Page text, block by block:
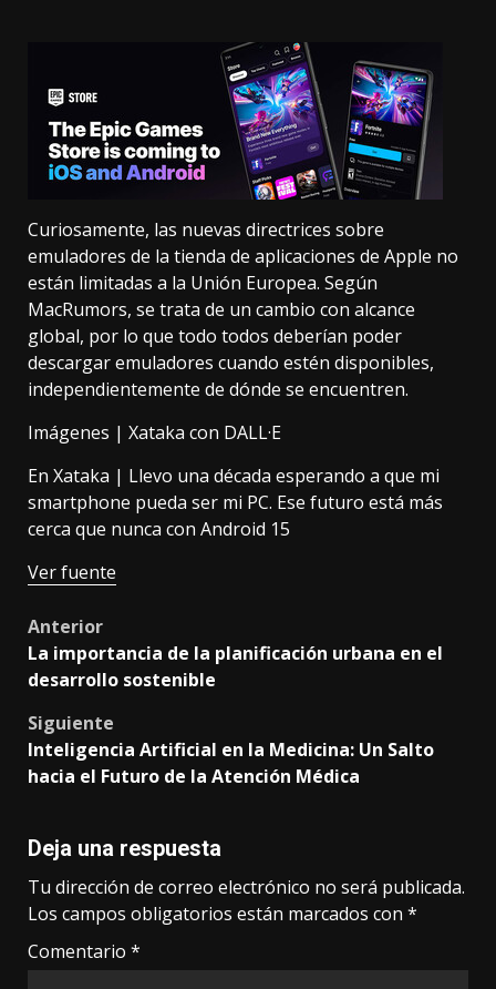
Curiosamente, las nuevas directrices sobre
emuladores de la tienda de aplicaciones de Apple no
están limitadas a la Unión Europea. Según
MacRumors, se trata de un cambio con alcance
global, por lo que todo todos deberían poder
descargar emuladores cuando estén disponibles,
independientemente de dónde se encuentren.
Imágenes | Xataka con DALL·E
En Xataka | Llevo una década esperando a que mi
smartphone pueda ser mi PC. Ese futuro está más
cerca que nunca con Android 15
Ver fuente
Post
navigation
Anterior
La importancia de la planificación urbana en el
desarrollo sostenible
Siguiente
Inteligencia Artificial en la Medicina: Un Salto
hacia el Futuro de la Atención Médica
Deja una respuesta
Tu dirección de correo electrónico no será publicada.
Los campos obligatorios están marcados con *
Comentario *